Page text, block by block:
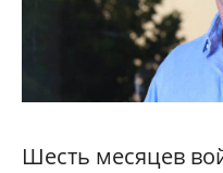
Шесть месяцев